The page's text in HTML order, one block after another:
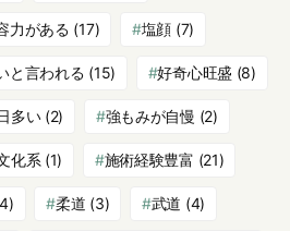
力がある (17) 塩顔 (7)
と言われる (15) 好奇心旺盛 (8)
多い(2) 強もみが自慢 (2)
化系 (1) 施術経験豊富 (21)
柔道 (3) 武道 (4)